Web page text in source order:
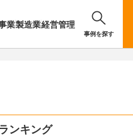
業製造業経営管理
事例を探す
ンキング